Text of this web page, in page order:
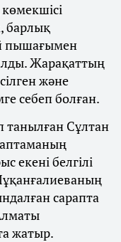
барлық
пышағымен
Жарақаттың
және
себеп болған.
танылған Сұлтан
екені белгілі
сарапта
жатыр.